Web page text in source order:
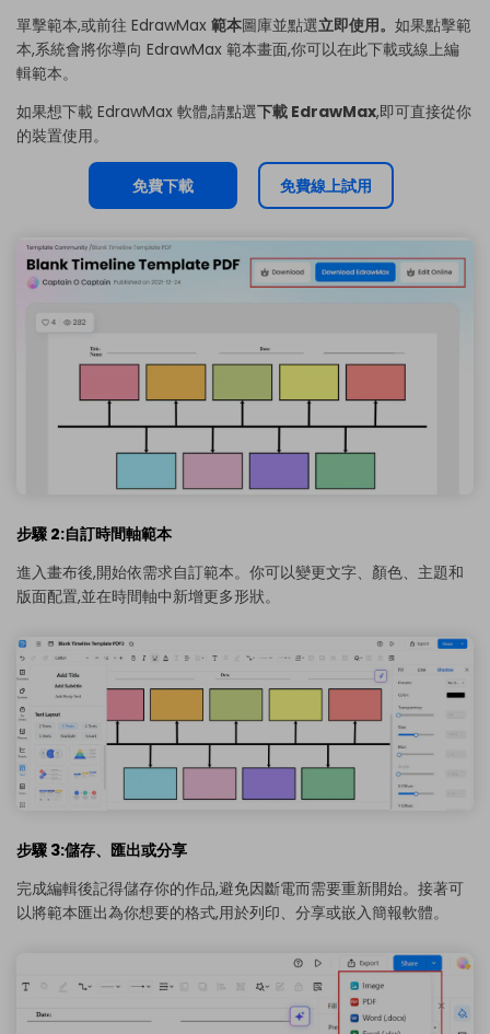
單擊範本,或前往 EdrawMax 範本圖庫並點選立即使用。 如果點擊範
本,系統會將你導向 EdrawMax 範本畫面,你可以在此下載或線上編
輯範本。
如果想下載 EdrawMax 軟體,請點選下載 EdrawMax,即可直接從你
的裝置使用。
免費下載 免費線上試用
步驟 2:自訂時間軸範本
進入畫布後,開始依需求自訂範本。你可以變更文字、顏色、主題和
版面配置,並在時間軸中新增更多形狀。
步驟 3:儲存、匯出或分享
完成編輯後記得儲存你的作品,避免因斷電而需要重新開始。接著可
以將範本匯出為你想要的格式,用於列印、分享或嵌入簡報軟體。